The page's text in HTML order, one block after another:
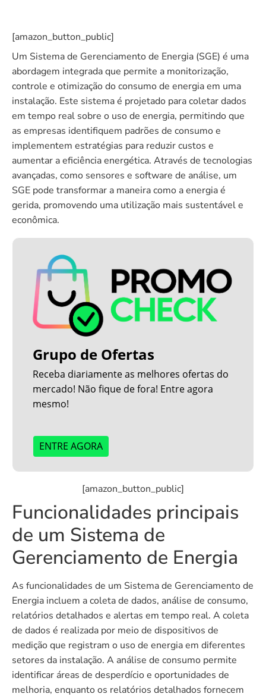
[amazon_button_public]
Um Sistema de Gerenciamento de Energia (SGE) é uma
abordagem integrada que permite a monitorização,
controle e otimização do consumo de energia em uma
instalação. Este sistema é projetado para coletar dados
em tempo real sobre o uso de energia, permitindo que
as empresas identifiquem padrões de consumo e
implementem estratégias para reduzir custos e
aumentar a eficiência energética. Através de tecnologias
avançadas, como sensores e software de análise, um
SGE pode transformar a maneira como a energia é
gerida, promovendo uma utilização mais sustentável e
econômica.
Grupo de Ofertas
Receba diariamente as melhores ofertas do
mercado! Não fique de fora! Entre agora
mesmo!
ENTRE AGORA
[amazon_button_public]
Funcionalidades principais
de um Sistema de
Gerenciamento de Energia
As funcionalidades de um Sistema de Gerenciamento de
Energia incluem a coleta de dados, análise de consumo,
relatórios detalhados e alertas em tempo real. A coleta
de dados é realizada por meio de dispositivos de
medição que registram o uso de energia em diferentes
setores da instalação. A análise de consumo permite
identificar áreas de desperdício e oportunidades de
melhoria, enquanto os relatórios detalhados fornecem